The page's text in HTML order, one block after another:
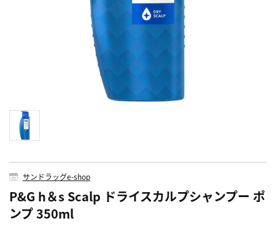
サンドラッグe-shop
P&G h＆s Scalp ドライスカルプシャンプー ポ
ンプ 350ml